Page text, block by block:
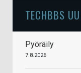
TECHBBS
Pyöräily
7.8.2026